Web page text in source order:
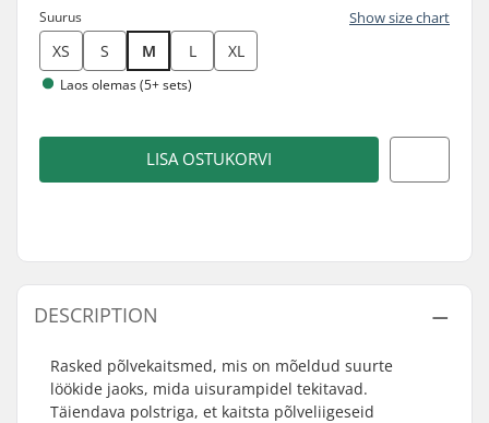
Suurus Show size chart
XS S M L XL
Laos olemas (5+ sets)
LISA OSTUKORVI
DESCRIPTION
Rasked põlvekaitsmed, mis on mõeldud suurte
löökide jaoks, mida uisurampidel tekitavad.
Täiendava polstriga, et kaitsta põlveliigeseid